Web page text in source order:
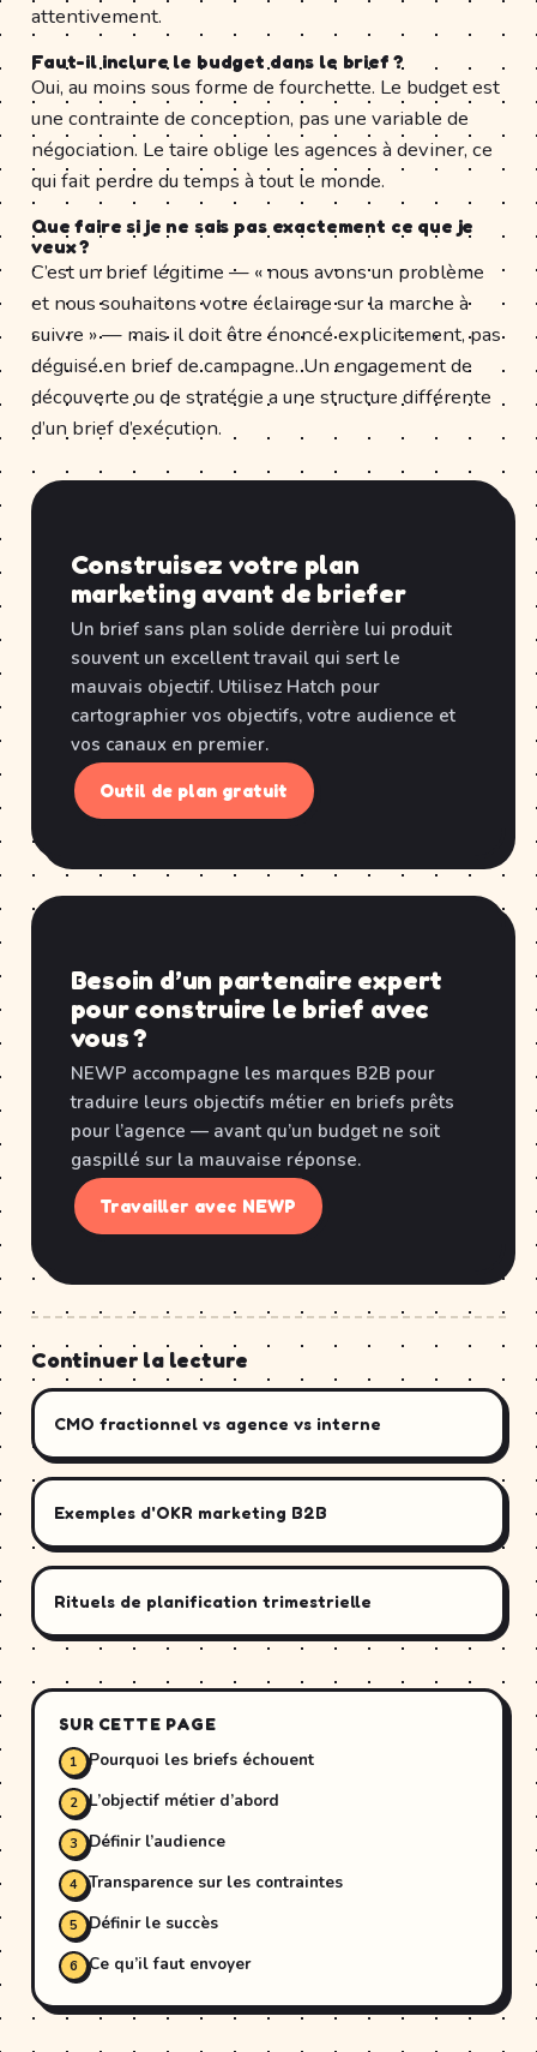
attentivement.
Faut-il inclure le budget dans le brief ?
Oui, au moins sous forme de fourchette. Le budget est
une contrainte de conception, pas une variable de
négociation. Le taire oblige les agences à deviner, ce
qui fait perdre du temps à tout le monde.
Que faire si je ne sais pas exactement ce que je
veux ?
C’est un brief légitime — « nous avons un problème
et nous souhaitons votre éclairage sur la marche à
suivre » — mais il doit être énoncé explicitement, pas
déguisé en brief de campagne. Un engagement de
découverte ou de stratégie a une structure différente
d’un brief d’exécution.
Construisez votre plan
marketing avant de briefer
Un brief sans plan solide derrière lui produit
souvent un excellent travail qui sert le
mauvais objectif. Utilisez Hatch pour
cartographier vos objectifs, votre audience et
vos canaux en premier.
Outil de plan gratuit
Besoin d’un partenaire expert
pour construire le brief avec
vous ?
NEWP accompagne les marques B2B pour
traduire leurs objectifs métier en briefs prêts
pour l’agence — avant qu’un budget ne soit
gaspillé sur la mauvaise réponse.
Travailler avec NEWP
Continuer la lecture
CMO fractionnel vs agence vs interne
Exemples d'OKR marketing B2B
Rituels de planification trimestrielle
SUR CETTE PAGE
Pourquoi les briefs échouent
L’objectif métier d’abord
Définir l’audience
Transparence sur les contraintes
Définir le succès
Ce qu’il faut envoyer